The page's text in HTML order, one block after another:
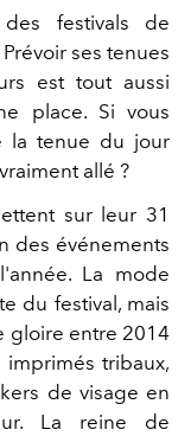
festivals de
ses tenues
est tout aussi
place. Si vous
la tenue du jour
allé ?
sur leur 31
des événements
La mode
du festival, mais
gloire entre 2014
imprimés tribaux,
de visage en
La reine de